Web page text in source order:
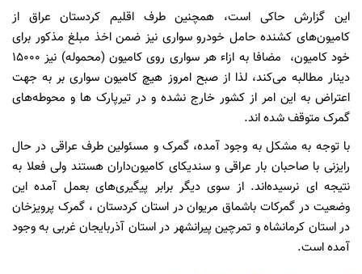
این گزارش حاکی است، همچنین طرف اقلیم کردستان عراق از
کامیون‌های کشنده‌ حامل خودرو سواری نیز ضمن اخذ مبلغ مذکور برای
خود کامیون، مضافا به ازاء هر سواری روی کامیون (محموله) نیز ۱۵۰۰۰
دینار مطالبه می‌کند، لذا از صبح امروز هیچ کامیون سواری بر به جهت
اعتراض به این امر از کشور خارج نشده و در تیرپارک ها و محوطه‌های
گمرک متوقف شده اند.
با توجه به مشکل به وجود آمده، گمرک و مسئولین طرف عراقی در حال
رایزنی با صاحبان بار عراقی و سندیکای کامیون‌داران هستند ولی فعلا به
نتیجه ای نرسیده‌اند. از سوی دیگر برابر پیگیری‌های بعمل آمده این
وضعیت در گمرکات باشماق مریوان در استان کردستان ، گمرک پرویزخان
در استان کرمانشاه و تمرچین پیرانشهر در استان آذربایجان غربی به وجود
آمده است.